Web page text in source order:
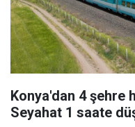
Konya'dan 4 şehre
Seyahat 1 saate